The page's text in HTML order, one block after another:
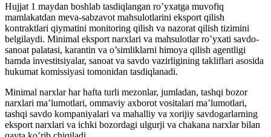
Hujjat 1 maydan boshlab tasdiqlangan ro’yxatga muvofiq
mamlakatdan meva-sabzavot mahsulotlarini eksport qilish
kontraktlari qiymatini monitoring qilish va nazorat qilish tizimini
belgilaydi. Minimal eksport narxlari va mahsulotlar ro’yxati savdo-
sanoat palatasi, karantin va o’simliklarni himoya qilish agentligi
hamda investitsiyalar, sanoat va savdo vazirligining takliflari asosida
hukumat komissiyasi tomonidan tasdiqlanadi.
Minimal narxlar har hafta turli mezonlar, jumladan, tashqi bozor
narxlari ma’lumotlari, ommaviy axborot vositalari ma’lumotlari,
tashqi savdo kompaniyalari va mahalliy va xorijiy savdogarlarning
eksport narxlari va ichki bozordagi ulgurji va chakana narxlar bilan